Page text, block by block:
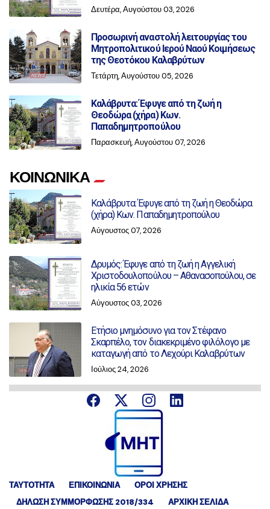
Δευτέρα, Αυγούστου 03, 2026
Προσωρινή αναστολή λειτουργίας του
Μητροπολιτικού Ιερού Ναού Κοιμήσεως
της Θεοτόκου Καλαβρύτων
Τετάρτη, Αυγούστου 05, 2026
Καλάβρυτα: Έφυγε από τη ζωή η
Θεοδώρα (χήρα) Κων.
Παπαδημητροπούλου
Παρασκευή, Αυγούστου 07, 2026
ΚΟΙΝΩΝΙΚΑ
Καλάβρυτα: Έφυγε από τη ζωή η Θεοδώρα
(χήρα) Κων. Παπαδημητροπούλου
Αύγουστος 07, 2026
Δρυμός: Έφυγε από τη ζωή η Αγγελική
Χριστοδουλοπούλου – Αθανασοπούλου, σε
ηλικία 56 ετών
Αύγουστος 03, 2026
Ετήσιο μνημόσυνο για τον Στέφανο
Σκαρπέλο, τον διακεκριμένο φιλόλογο με
καταγωγή από το Λεχούρι Καλαβρύτων
Ιούλιος 24, 2026
ΤΑΥΤΟΤΗΤΑ ΕΠΙΚΟΙΝΩΝΙΑ
ΟΡΟΙ ΧΡΗΣΗΣ
ΔΉΛΩΣΗ ΣΥΜΜΌΡΦΩΣΗΣ 2018/334
ΑΡΧΙΚΗ ΣΕΛΙΔΑ